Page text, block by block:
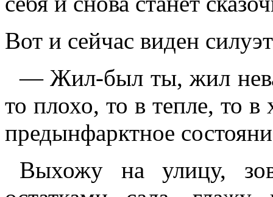
Вот и сейчас виден
— Жил-был ты, жил
то плохо, то в тепле, то в
предынфарктное
Выхожу на улицу,